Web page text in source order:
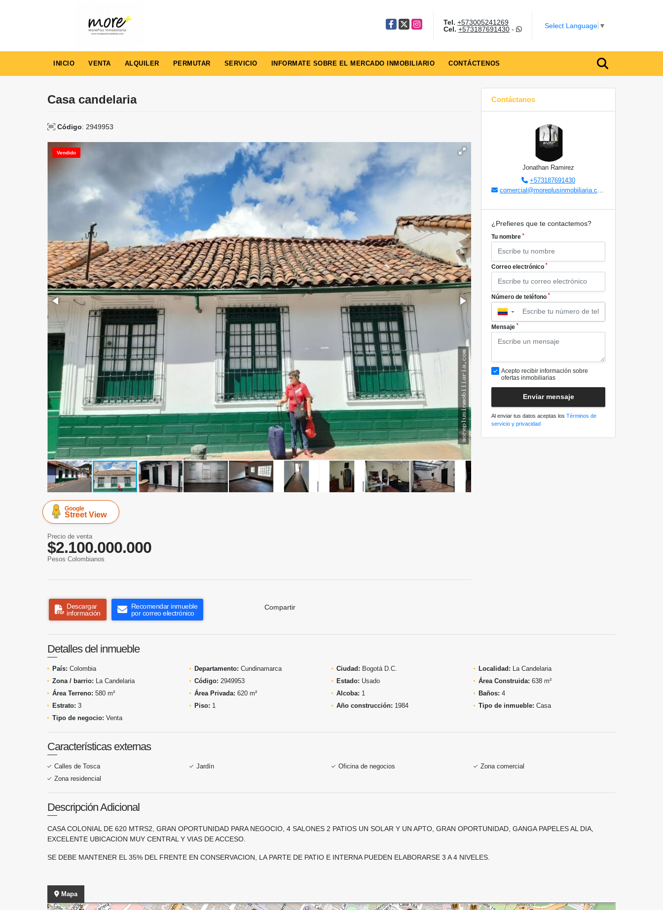
Facebook
X Instagram Tel. +573005241269
Cel. +573187691430- Select Language ▼
INICIO VENTA ALQUILER PERMUTAR SERVICIO INFORMATE SOBRE EL MERCADO INMOBILIARIO CONTÁCTENOS
Casa candelaria
Código: 2949953
Vendido
Google
Street View
Precio de venta
$2.100.000.000
Pesos Colombianos
Descargar
información
Recomendar inmueble
por correo electrónico
Compartir
Contáctanos
Jonathan Ramirez
+573187691430
comercial@moreplusinmobiliaria.com
¿Prefieres que te contactemos?
Tu nombre *
Correo electrónico *
Número de teléfono *
▼
Mensaje *
Acepto recibir información sobre
ofertas inmobiliarias
Enviar mensaje
Al enviar tus datos aceptas los Términos de
servicio y privacidad
Detalles del inmueble
País: Colombia Departamento: Cundinamarca Ciudad: Bogotá D.C. Localidad: La Candelaria
Zona / barrio: La Candelaria Código: 2949953 Estado: Usado Área Construida: 638 m²
Área Terreno: 580 m² Área Privada: 620 m² Alcoba: 1 Baños: 4
Estrato: 3 Piso: 1 Año construcción: 1984 Tipo de inmueble: Casa
Tipo de negocio: Venta
Características externas
Calles de Tosca Jardín Oficina de negocios
Zona comercial
Zona residencial
Descripción Adicional
CASA COLONIAL DE 620 MTRS2, GRAN OPORTUNIDAD PARA NEGOCIO, 4 SALONES 2 PATIOS UN SOLAR Y UN APTO, GRAN OPORTUNIDAD, GANGA PAPELES AL DIA,
EXCELENTE UBICACION MUY CENTRAL Y VIAS DE ACCESO.
SE DEBE MANTENER EL 35% DEL FRENTE EN CONSERVACION, LA PARTE DE PATIO E INTERNA PUEDEN ELABORARSE 3 A 4 NIVELES.
Mapa